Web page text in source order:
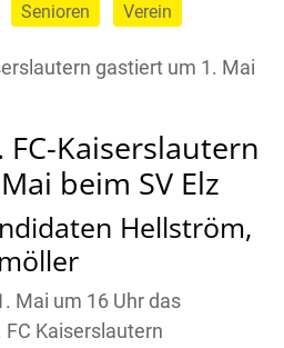
Senioren Verein
gastiert um 1. Mai
Kaiserslautern
beim SV Elz
Hellström,
Mai um 16 Uhr das
Kaiserslautern